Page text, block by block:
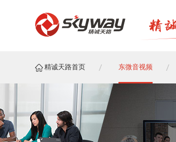
精诚天路首页 东微音视频